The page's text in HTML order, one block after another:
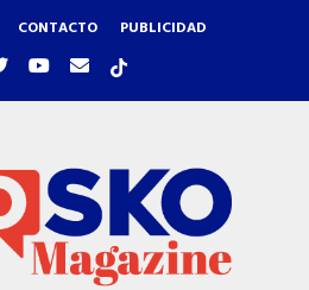
CONTACTO PUBLICIDAD